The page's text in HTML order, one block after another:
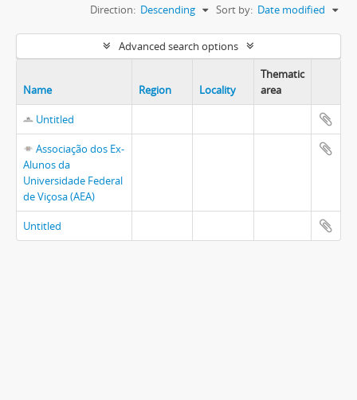
Sort by: Date modified
Direction: Descending
Advanced search options
Name Region Locality
Thematic
area
Untitled
Associação dos Ex-
Alunos da
Universidade Federal
de Viçosa (AEA)
Untitled